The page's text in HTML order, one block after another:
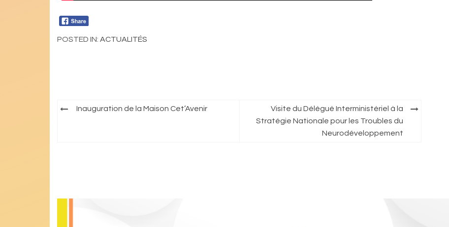
POSTED IN: ACTUALITÉS
Navigation
Inauguration de la Maison Cet’Avenir
Visite du Délégué Interministériel à la
Stratégie Nationale pour les Troubles du
Neurodéveloppement